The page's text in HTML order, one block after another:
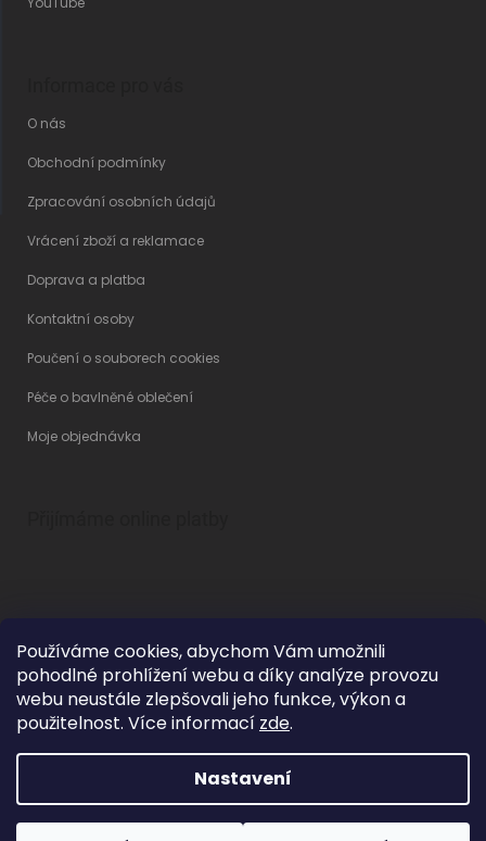
Používáme cookies, abychom Vám umožnili
pohodlné prohlížení webu a díky analýze provozu
webu neustále zlepšovali jeho funkce, výkon a
použitelnost. Více informací zde.
Nastavení
O nás
Obchodní podmínky
Zpracování osobních údajů
Vrácení zboží a reklamace
Doprava a platba
Kontaktní osoby
Poučení o souborech cookies
Péče o bavlněné oblečení
Moje objednávka
Vytvořil Shoptet
Betty Mode. Všechna práva vyhrazena.